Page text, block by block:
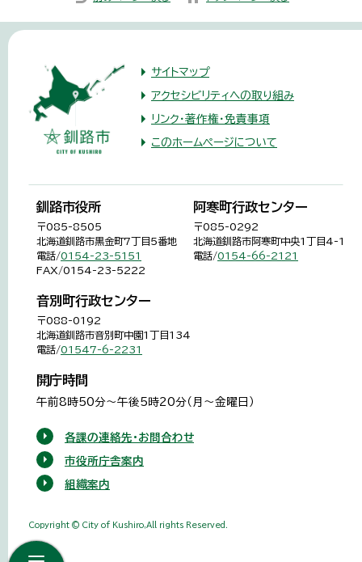
サイトマップ
アクセシビリティへの取り組み
リンク・著作権・免責事項
このホームページについて
釧路市役所
〒085-8505
北海道釧路市黒金町7丁目5番地
電話/0154-23-5151
FAX/0154-23-5222
阿寒町行政センター
〒085-0292
北海道釧路市阿寒町中央1丁目4-1
電話/0154-66-2121
音別町行政センター
〒088-0192
北海道釧路市音別町中園1丁目134
電話/01547-6-2231
開庁時間
午前8時50分～午後5時20分（月～金曜日）
各課の連絡先・お問合わせ
市役所庁舎案内
組織案内
Copyright © City of Kushiro,All rights Reserved.